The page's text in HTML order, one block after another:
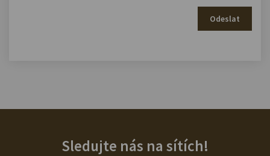
Odeslat
Sledujte nás na sítích!